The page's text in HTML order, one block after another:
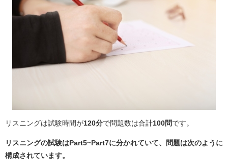
リスニングは試験時間が120分で問題数は合計100問 です。
リスニングの試験はPart5~Part7に分かれていて、問題は次のように
構成されています。